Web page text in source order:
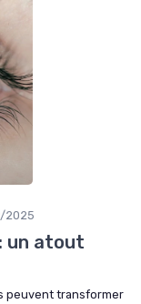
2025
un atout
peuvent transformer